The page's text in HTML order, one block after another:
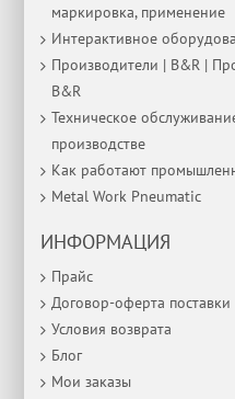
маркировка, применение
Интерактивное
Производители | B&R |
B&R
Техническое
производстве
Как работают
Metal Work Pneumatic
ИНФОРМАЦИЯ
Прайс
Договор-оферта поставки
Условия возврата
Блог
Мои заказы